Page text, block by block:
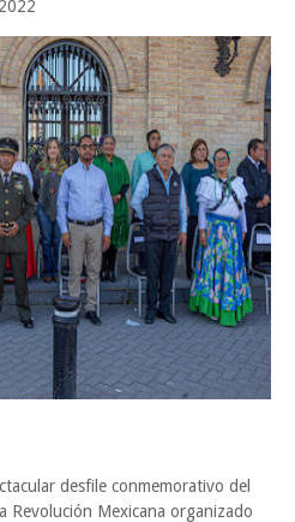
desfile conmemorativo del
Revolución Mexicana organizado